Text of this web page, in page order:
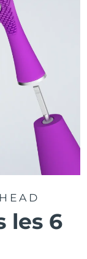
via
les 6